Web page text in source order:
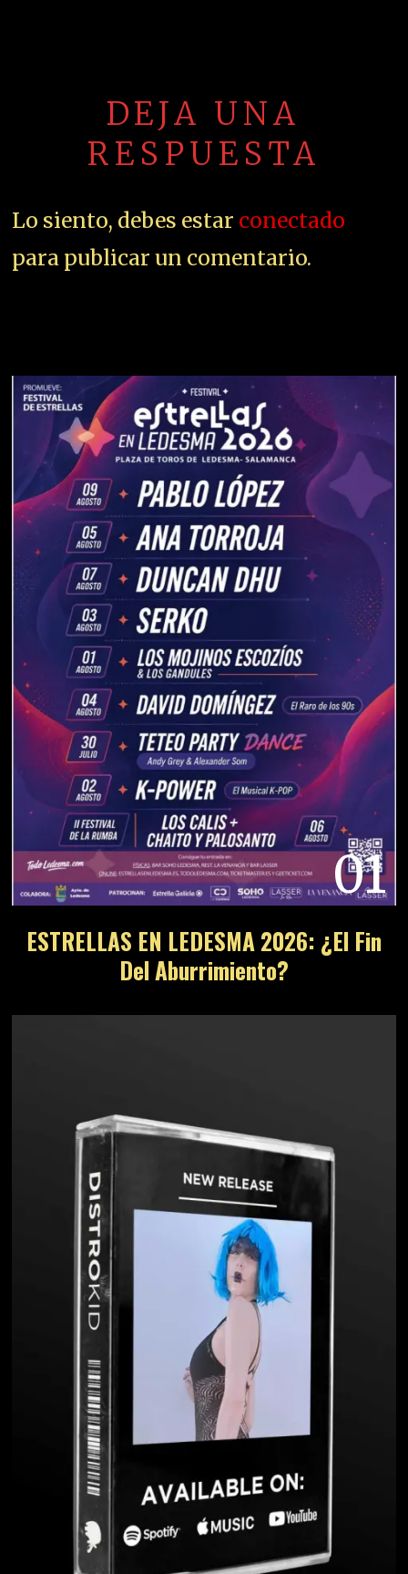
DEJA UNA
RESPUESTA
Lo siento, debes estar conectado
para publicar un comentario.
01
ESTRELLAS EN LEDESMA 2026: ¿El Fin
Del Aburrimiento?